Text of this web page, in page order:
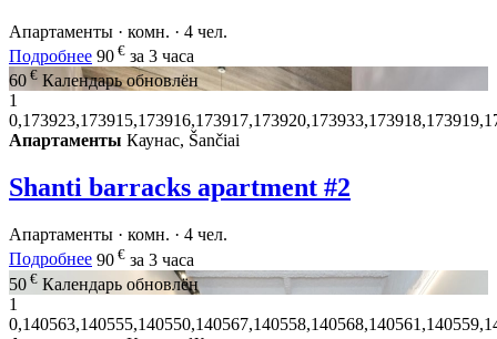
Апартаменты · комн. · 4 чел.
Подробнее 90 € за 3 часа
60 € Календарь обновлён
1
Апартаменты Каунас, Šančiai
Shanti barracks apartment #2
Апартаменты · комн. · 4 чел.
Подробнее 90 € за 3 часа
50 € Календарь обновлён
1